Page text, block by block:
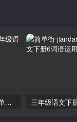
二年级语文上册新版上第5单元__extracted（部编） 三年级语文下